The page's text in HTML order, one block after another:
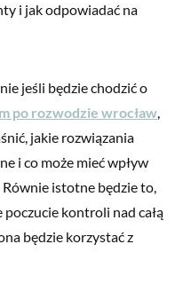
i jak odpowiadać na
jeśli będzie chodzić o
po rozwodzie wrocław,
jakie rozwiązania
i co może mieć wpływ
Równie istotne będzie to,
kontroli nad całą
będzie korzystać z